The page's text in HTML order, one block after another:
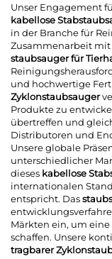
Unser Engagement
kabellose
in der Branche für
Zusammenarbeit
staubsauger für
und hochwertige
Zyklonstaubsauger
Produkte zu
übertreffen und
Distributoren und
Unsere globale
unterschiedlicher
dieses kabellose
internationalen
entspricht. Das
Märkten ein, um
schaffen. Unsere
tragbarer